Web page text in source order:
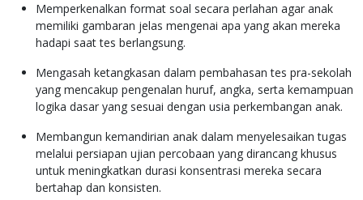
Memperkenalkan format soal secara perlahan agar anak
memiliki gambaran jelas mengenai apa yang akan mereka
hadapi saat tes berlangsung.
Mengasah ketangkasan dalam pembahasan tes pra-sekolah
yang mencakup pengenalan huruf, angka, serta kemampuan
logika dasar yang sesuai dengan usia perkembangan anak.
Membangun kemandirian anak dalam menyelesaikan tugas
melalui persiapan ujian percobaan yang dirancang khusus
untuk meningkatkan durasi konsentrasi mereka secara
bertahap dan konsisten.